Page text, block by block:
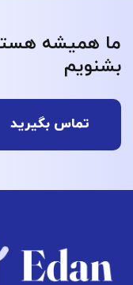
ما همیشه
بشنویم
تماس بگیرید